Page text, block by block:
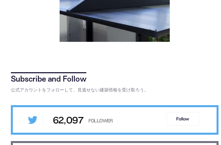
公式アカウントをフォローして、見逃せない建築情報を受け取ろう。
62,097 Follow